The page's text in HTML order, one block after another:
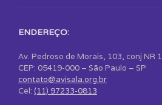
ENDEREÇO:
Av. Pedroso de Morais, 103, conj NR
CEP: 05419-000 – São Paulo – SP
contato@avisala.org.br
Cel: (11) 97233-0813